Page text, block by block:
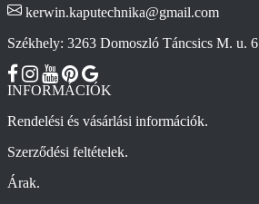
kerwin.kaputechnika@gmail.com
Székhely: 3263 Domoszló Táncsics M. u. 6
INFORMÁCIÓK
Rendelési és vásárlási információk.
Szerződési feltételek.
Árak.